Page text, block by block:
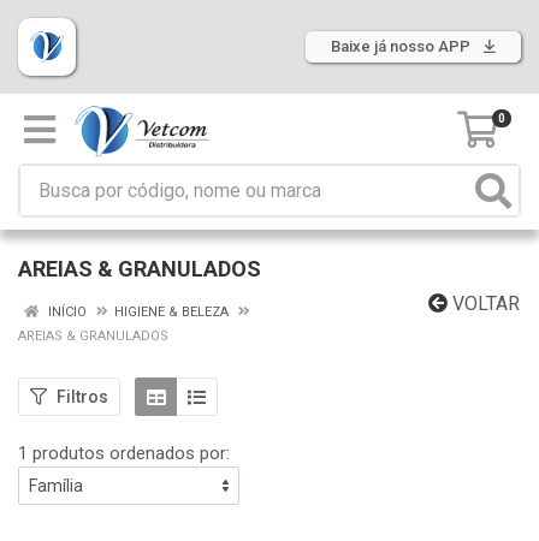
Baixe já nosso APP
0
AREIAS & GRANULADOS
VOLTAR
INÍCIO
HIGIENE & BELEZA
AREIAS & GRANULADOS
Filtros
1 produtos ordenados por: